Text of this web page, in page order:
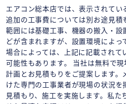
エアコン総本店では、表示されてい
追加の工事費については別お途見
範囲には基礎工事、機器の搬入・
どが含まれますが、設置環境によっ
場合によっては、上記に記載されて
可能性もあります。 当社は無料で
計画とお見積もりをご提案します。
けた専門の工事業者が現場の状況
見積もり、施工を実施します。私た